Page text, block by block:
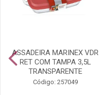
ASSADEIRA MARINEX VDR
RET COM TAMPA 3,5L
TRANSPARENTE
Código: 257049